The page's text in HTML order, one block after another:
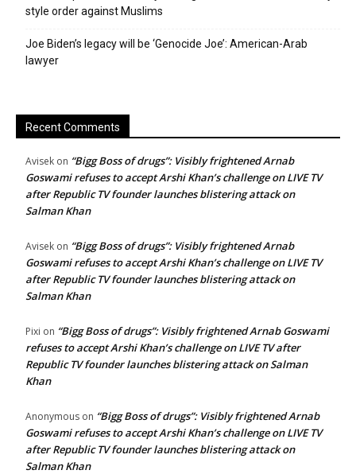
style order against Muslims
Joe Biden’s legacy will be ‘Genocide Joe’: American-Arab
lawyer
Recent Comments
Avisek on “Bigg Boss of drugs”: Visibly frightened Arnab
Goswami refuses to accept Arshi Khan’s challenge on LIVE TV
after Republic TV founder launches blistering attack on
Salman Khan
Avisek on “Bigg Boss of drugs”: Visibly frightened Arnab
Goswami refuses to accept Arshi Khan’s challenge on LIVE TV
after Republic TV founder launches blistering attack on
Salman Khan
Pixi on “Bigg Boss of drugs”: Visibly frightened Arnab Goswami
refuses to accept Arshi Khan’s challenge on LIVE TV after
Republic TV founder launches blistering attack on Salman
Khan
Anonymous on “Bigg Boss of drugs”: Visibly frightened Arnab
Goswami refuses to accept Arshi Khan’s challenge on LIVE TV
after Republic TV founder launches blistering attack on
Salman Khan